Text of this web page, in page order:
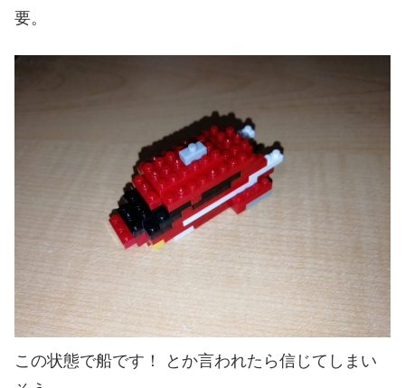
要。
この状態で船です！ とか言われたら信じてしまい